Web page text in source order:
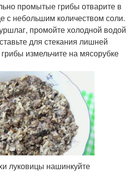
промытые грибы отварите в
с небольшим количеством соли.
промойте холодной водой
для стекания лишней
измельчите на мясорубке
луковицы нашинкуйте